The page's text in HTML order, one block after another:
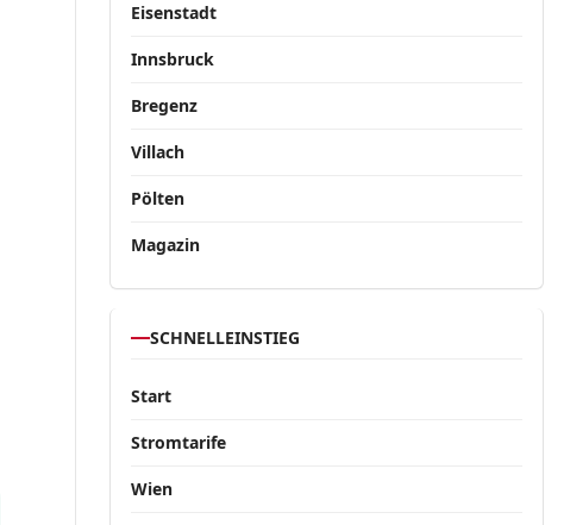
Eisenstadt
Innsbruck
Bregenz
Villach
Pölten
Magazin
SCHNELLEINSTIEG
Start
Stromtarife
Wien